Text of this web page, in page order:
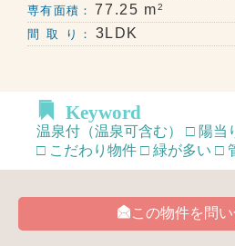
専有面積： 77.25 m2
間 取 り： 3LDK
Keyword
温泉付（温泉可含む） □ 陽当
□ こだわり物件 □ 緑が多い □
この物件を問